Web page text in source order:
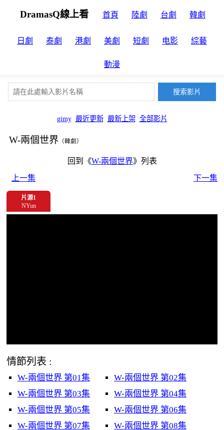
DramasQ線上看 首頁 陸劇 台劇 韓劇
日劇 泰劇 港劇 美劇 短劇 电影 綜藝
動漫
gimy 最近更新 最新上架 全部影片
W-兩個世界 （韓劇）
回到《W-兩個世界》列表
上一集
下一集
片源1
NYun
情節列表 :
W-兩個世界 第01集
W-兩個世界 第02集
W-兩個世界 第03集
W-兩個世界 第04集
W-兩個世界 第05集
W-兩個世界 第06集
W-兩個世界 第07集
W-兩個世界 第08集